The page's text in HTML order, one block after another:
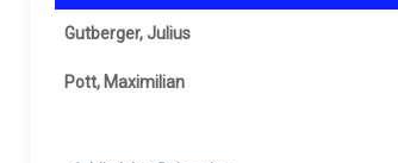
Gutberger, Julius
Pott, Maximilian